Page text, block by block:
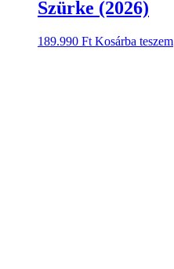
Szürke (2026)
189.990 Ft Kosárba teszem